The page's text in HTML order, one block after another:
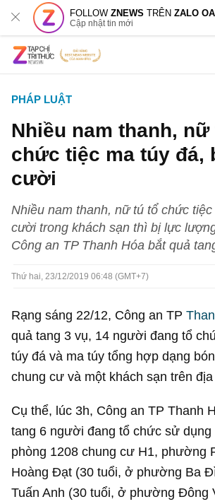
FOLLOWZNEWS TRÊNZALO OA
Cập nhật tin mới
PHÁP LUẬT
Nhiều nam thanh, nữ
chức tiệc ma túy đá,
cười
Nhiều nam thanh, nữ tú tổ chức
cười trong khách sạn thì bị lực
Công an TP Thanh Hóa bắt quả
Thứ hai, 23/12/2019 06:48 (GMT+7)
Rạng sáng 22/12, Công an TP
quả tang 3 vụ, 14 người đang tổ
túy đá và ma túy tổng hợp dạng
chung cư và một khách sạn trên
Cụ thể, lúc 3h, Công an TP Thanh
tang 6 người đang tổ chức sử dụng
phòng 1208 chung cư H1, phường
Hoàng Đạt (30 tuổi, ở phường Ba
Tuấn Anh (30 tuổi, ở phường Đông